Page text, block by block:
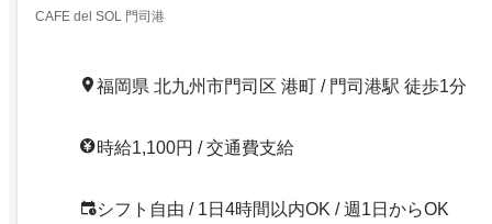
CAFE del SOL 門司港
福岡県 北九州市門司区 港町 / 門司港駅 徒歩1分
時給1,100円 / 交通費支給
シフト自由 / 1日4時間以内OK / 週1日からOK